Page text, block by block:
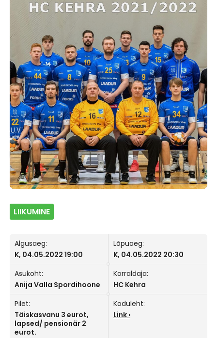
LIIKUMINE
Algusaeg:
K, 04.05.2022 19:00
Lõpuaeg:
K, 04.05.2022 20:30
Asukoht:
Anija Valla Spordihoone
Korraldaja:
HC Kehra
Pilet:
Täiskasvanu 3 eurot,
lapsed/ pensionär 2
eurot.
Koduleht:
Link